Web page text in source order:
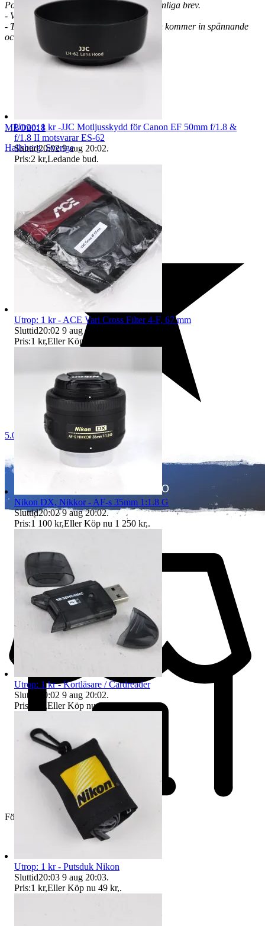
Postnord anges och då sker frakten via vanliga brev.
- VMB, Ej avdragbar moms
- Titta in då och då eftersom det hela tiden kommer in spännande
och nya fynd!
MBO2018
Hallsberg,Sverige
5.0
Företag
Utrop: 1 kr -JJC Motljusskydd för Canon EF 50mm f/1.8 &
f/1.8 II motsvarar ES-62
Sluttid20:02 9 aug 20:02.
Pris:2 kr,Ledande bud.
Utrop: 1 kr - ACE Vari Cross Filter 4-F, 67 mm
Sluttid20:02 9 aug 20:02
Pris:1 kr,Eller Köp nu
Nikon DX, Nikkor - AF-s 35mm 1:1.8 G
Sluttid20:02 9 aug 20:02.
Pris:1 100 kr,Eller Köp nu 1 250 kr,.
Utrop: 1 kr - Kortläsare / Cardreader
Sluttid
20:02 9 aug 20:02.
Pris:
,Eller Köp nu 69 kr,.
Utrop: 1 kr - Putsduk Nikon
Sluttid20:03 9 aug 20:03.
Pris:1 kr,Eller Köp nu 49 kr,.